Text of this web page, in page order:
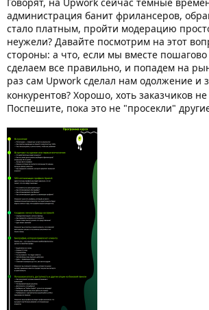
администрация банит фрилансеров,
стало платным, пройти модерацию
неужели? Давайте посмотрим на этот
стороны: а что, если мы вместе
сделаем все правильно, и попадем на
раз сам Upwork сделал нам одолжение и
конкурентов? Хорошо, хоть заказчиков
Поспешите, пока это не "просекли"